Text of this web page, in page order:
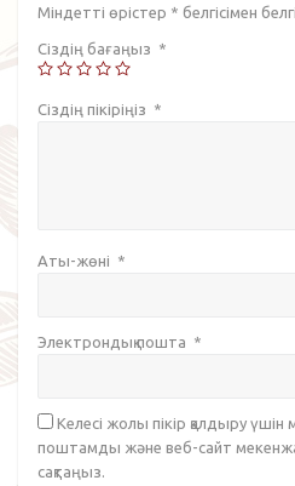
Міндетті өрістер * белгісімен
Сіздің бағаңыз *
Сіздің пікіріңіз *
Аты-жөні *
Электрондық пошта *
Келесі жолы пікір қалдыру
поштамды және веб-сайт
сақтаңыз.